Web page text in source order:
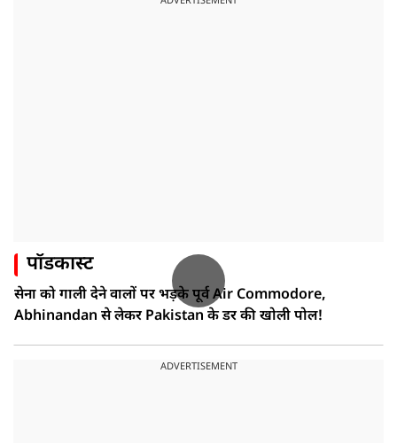
पॉडकास्ट
सेना को गाली देने वालों पर भड़के पूर्व Air Commodore,
Abhinandan से लेकर Pakistan के डर की खोली पोल!
ADVERTISEMENT